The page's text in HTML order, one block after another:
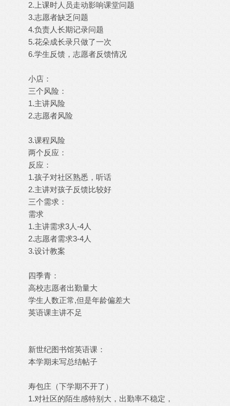
2.上课时人员走动影响课堂问题
3.志愿者缺乏问题
4.负责人长期记录问题
5.花朵成长录只做了一次
6.学生反馈，志愿者反馈情况
小店：
三个风险：
1.主讲风险
2.志愿者风险
3.课程风险
两个反应：
反应：
1.孩子对社区熟悉，听话
2.主讲对孩子反馈比较好
三个需求：
需求
1.主讲需求3人-4人
2.志愿者需求3-4人
3.设计教案
四季青：
高校志愿者出勤量大
学生人数正常,但是年龄偏差大
英语课主讲不足
新世纪图书馆英语课：
本学期未写总结帖子
寿包庄（下学期不开了）
1.对社区的陌生感特别大，出勤率不稳定，